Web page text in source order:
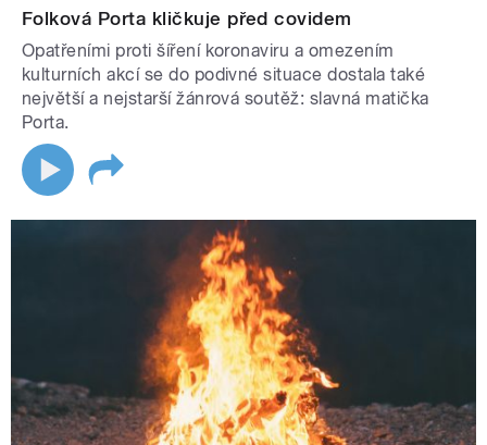
Folková Porta kličkuje před covidem
Opatřeními proti šíření koronaviru a omezením
kulturních akcí se do podivné situace dostala také
největší a nejstarší žánrová soutěž: slavná matička
Porta.